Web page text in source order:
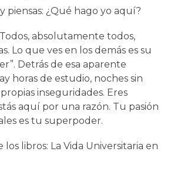
piensas: ¿Qué hago yo aquí?
absolutamente todos,
Lo que ves en los demás es su
Detrás de esa aparente
horas de estudio, noches sin
inseguridades. Eres
aquí por una razón. Tu pasión
es tu superpoder.
los libros: La Vida Universitaria en